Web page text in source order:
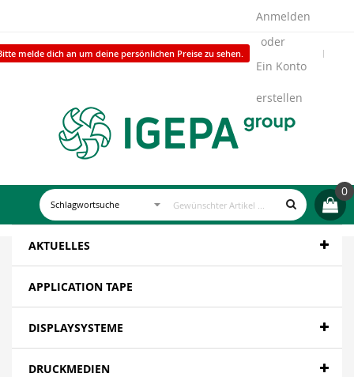
melde dich an um deine persönlichen Preise zu sehen.
Anmelden
Ein Konto
erstellen
0
AKTUELLES
APPLICATION TAPE
DISPLAYSYSTEME
DRUCKMEDIEN